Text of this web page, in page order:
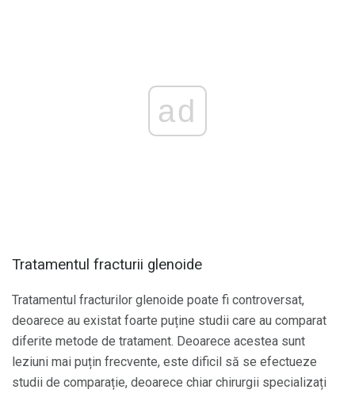
ad
Tratamentul fracturii glenoide
Tratamentul fracturilor glenoide poate fi controversat,
deoarece au existat foarte puține studii care au comparat
diferite metode de tratament. Deoarece acestea sunt
leziuni mai puțin frecvente, este dificil să se efectueze
studii de comparație, deoarece chiar chirurgii specializați